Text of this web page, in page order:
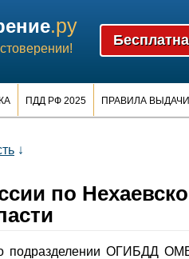
.ру
ПДД РФ 2025 ПРАВИЛА
↓
по
подразделении ОГИБДД